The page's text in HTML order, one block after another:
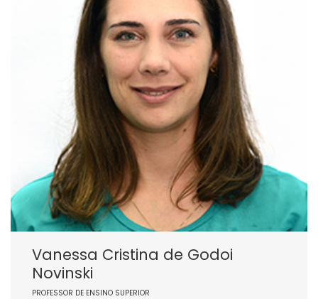
Vanessa Cristina de Godoi
Novinski
PROFESSOR DE ENSINO SUPERIOR